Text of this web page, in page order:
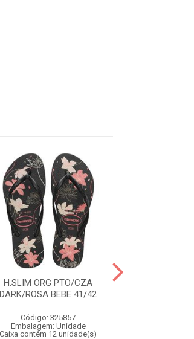
H.SLIM ORG PTO/CZA
DARK/ROSA BEBE 41/42
Código: 325857
Embalagem: Unidade
Caixa contém 12 unidade(s)